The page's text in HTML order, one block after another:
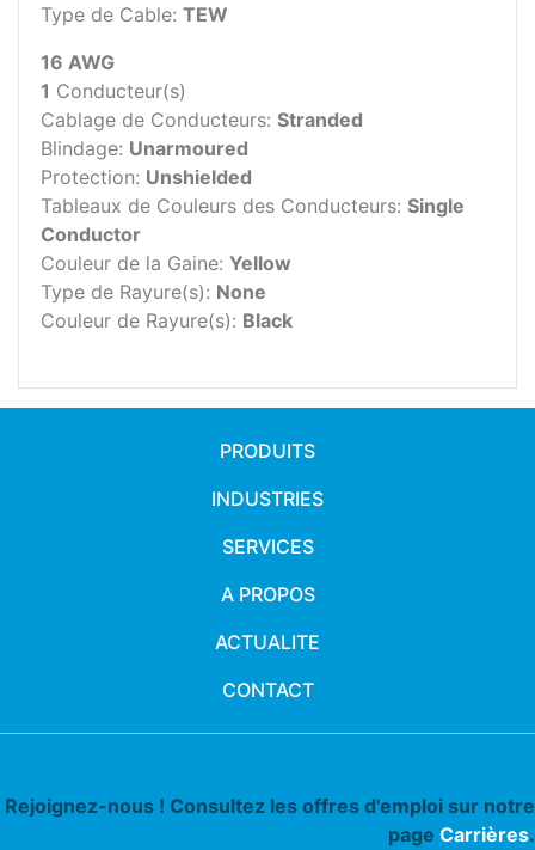
Type de Cable: TEW
16 AWG
1 Conducteur(s)
Cablage de Conducteurs: Stranded
Blindage: Unarmoured
Protection: Unshielded
Tableaux de Couleurs des Conducteurs: Single
Conductor
Couleur de la Gaine: Yellow
Type de Rayure(s): None
Couleur de Rayure(s): Black
PRODUITS
INDUSTRIES
SERVICES
A PROPOS
ACTUALITE
CONTACT
Rejoignez-nous ! Consultez les offres d'emploi sur notre
page Carrières.